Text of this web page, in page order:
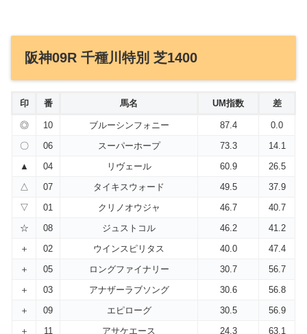
阪神09R 千種川特別 芝1400
印 番 馬名 UM指数 差
◎ 10 ブルーシンフォニー 87.4
0.0
〇
06 スーパーホープ 73.3
14.1
▲
04 リヴェール 60.9
26.5
△
07 タイキスウォード 49.5
37.9
▽
01 クリノオウジャ 46.7
40.7
☆
08 ジュストコル 46.2
41.2
＋
02 ウインスピリタス 40.0
47.4
＋
05 ロングファイナリー 30.7
56.7
＋
03 アナザーラブソング 30.6
56.8
＋
09 エピローグ 30.5
56.9
＋
11 アサケエース 24.3 63.1